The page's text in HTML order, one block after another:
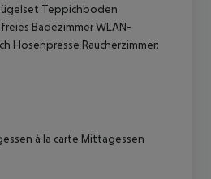
Teppichboden
Badezimmer WLAN-
Hosenpresse Raucherzimmer:
à la carte Mittagessen